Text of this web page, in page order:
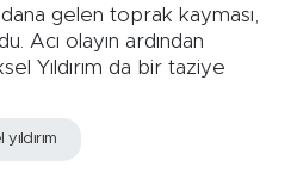
gelen toprak kayması,
Acı olayın ardından
Yıldırım da bir taziye